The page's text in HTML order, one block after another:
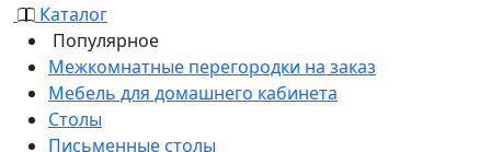
Каталог
Популярное
Межкомнатные перегородки на заказ
Мебель для домашнего кабинета
Столы
Письменные столы